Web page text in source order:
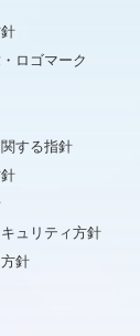
ロゴマーク
する指針
ュリティ方針
針